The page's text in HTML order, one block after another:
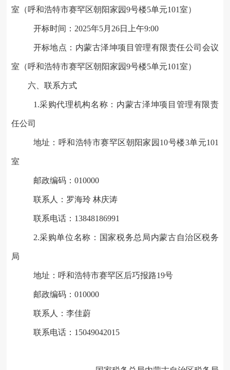
室 （呼和浩特市赛罕区朝阳家园9号楼5单元101室）
开标时间：2025年5月 26日 上午9:00
开标地点：内蒙古泽坤项目管理有限责任公司 会议
室 （呼和浩特市赛罕区朝阳家园9号楼5单元101室）
六、联系方式
1.采购代理机构名称：内蒙古泽坤项目管理有限责
任公司
地址： 呼和浩特市赛罕区朝阳家园10号楼3单元101
室
邮政编码：010000
联系人：罗海玲 林庆涛
联系电话：13848186991
2.采购单位名称：国家税务总局内蒙古自治区税务
局
地址：呼和浩特市赛罕区后巧报路19号
邮政编码：010000
联系人： 李佳蔚
联系电话：15049042015